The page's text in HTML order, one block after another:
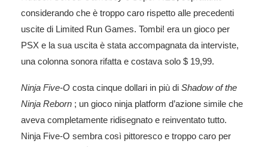
considerando che è troppo caro rispetto alle precedenti
uscite di Limited Run Games. Tombi! era un gioco per
PSX e la sua uscita è stata accompagnata da interviste,
una colonna sonora rifatta e costava solo $ 19,99.
Ninja Five-O costa cinque dollari in più di Shadow of the
Ninja Reborn ; un gioco ninja platform d’azione simile che
aveva completamente ridisegnato e reinventato tutto.
Ninja Five-O sembra così pittoresco e troppo caro per